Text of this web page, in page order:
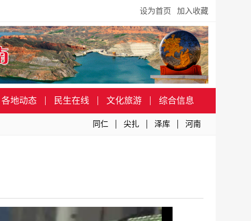
设为首页 加入收藏
各地动态 民生在线 文化旅游 综合信息
同仁 尖扎 泽库 河南